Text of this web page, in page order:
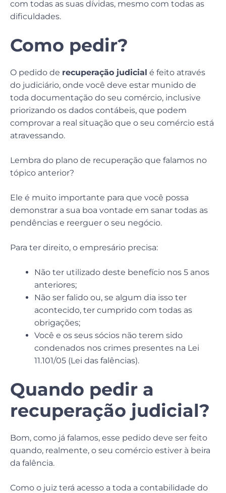
com todas as suas dívidas, mesmo com todas as
dificuldades.
Como pedir?
O pedido de recuperação judicial é feito através
do judiciário, onde você deve estar munido de
toda documentação do seu comércio, inclusive
priorizando os dados contábeis, que podem
comprovar a real situação que o seu comércio está
atravessando.
Lembra do plano de recuperação que falamos no
tópico anterior?
Ele é muito importante para que você possa
demonstrar a sua boa vontade em sanar todas as
pendências e reerguer o seu negócio.
Para ter direito, o empresário precisa:
Não ter utilizado deste benefício nos 5 anos
anteriores;
Não ser falido ou, se algum dia isso ter
acontecido, ter cumprido com todas as
obrigações;
Você e os seus sócios não terem sido
condenados nos crimes presentes na Lei
11.101/05 (Lei das falências).
Quando pedir a
recuperação judicial?
Bom, como já falamos, esse pedido deve ser feito
quando, realmente, o seu comércio estiver à beira
da falência.
Como o juiz terá acesso a toda a contabilidade do